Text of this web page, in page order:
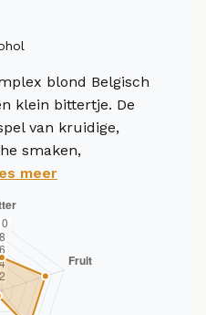
blond Belgisch
klein bittertje. De
van kruidige,
smaken,
meer